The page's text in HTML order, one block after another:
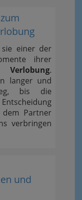
einer der
ihrer
Verlobung.
langer und
bis die
Partner
verbringen
und